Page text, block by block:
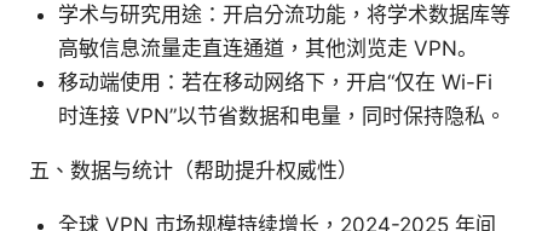
学术与研究用途：开启分流功能，将学术数据库等
高敏信息流量走直连通道，其他浏览走 VPN。
移动端使用：若在移动网络下，开启“仅在 Wi-Fi
时连接 VPN”以节省数据和电量，同时保持隐私。
五、数据与统计（帮助提升权威性）
全球 VPN 市场规模持续增长，2024-2025 年间